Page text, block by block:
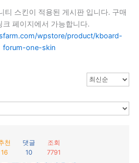
티 스킨이 적용된 게시판 입니다. 구매
크 페이지에서 가능합니다.
wpstore/product/kboard-
forum-one-skin
천
16
댓글
10
조회
7791